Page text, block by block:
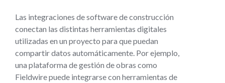
Las integraciones de software de construcción
conectan las distintas herramientas digitales
utilizadas en un proyecto para que puedan
compartir datos automáticamente. Por ejemplo,
una plataforma de gestión de obras como
Fieldwire puede integrarse con herramientas de